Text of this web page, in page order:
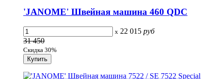
'JANOME' Швейная машина 460 QDC
x 22 015 руб
31 450
Скидка 30%